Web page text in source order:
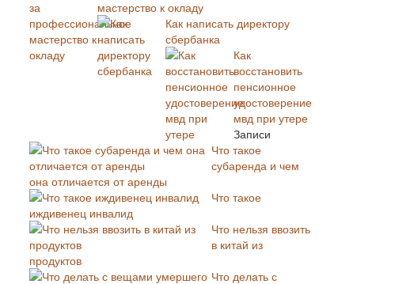
мастерство к окладу
Как написать директору
сбербанка
Как
восстановить
пенсионное
удостоверение
мвд при утере
Записи
Что такое
субаренда и чем
она отличается от аренды
Что такое
иждивенец инвалид
Что нельзя ввозить
в китай из
продуктов
Что делать с